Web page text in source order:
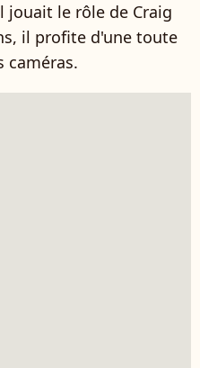
jouait le rôle de Craig
il profite d'une toute
caméras.